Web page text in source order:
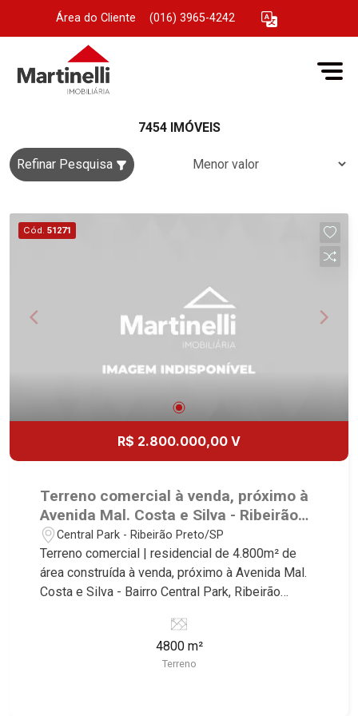
Área do Cliente (016) 3965-4242
7454 IMÓVEIS
Refinar Pesquisa
Cód. 51271
R$ 2.800.000,00 V
Terreno comercial à venda, próximo à
Avenida Mal. Costa e Silva - Ribeirão
Preto/SP.
Central Park - Ribeirão Preto/SP
Terreno comercial | residencial de 4.800m² de
área construída à venda, próximo à Avenida Mal.
Costa e Silva - Bairro Central Park, Ribeirão
imóvel que a Martinelli Imobiliária selecionou
aprovado de 96 apartamentos de uma vaga com
4800 m²
Terreno